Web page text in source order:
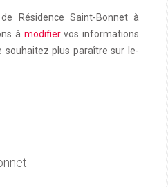
Résidence Saint-Bonnet à
à modifiervos informations
souhaitez plus paraître sur le-